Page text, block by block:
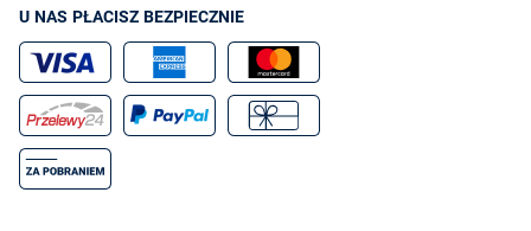
U NAS PŁACISZ BEZPIECZNIE